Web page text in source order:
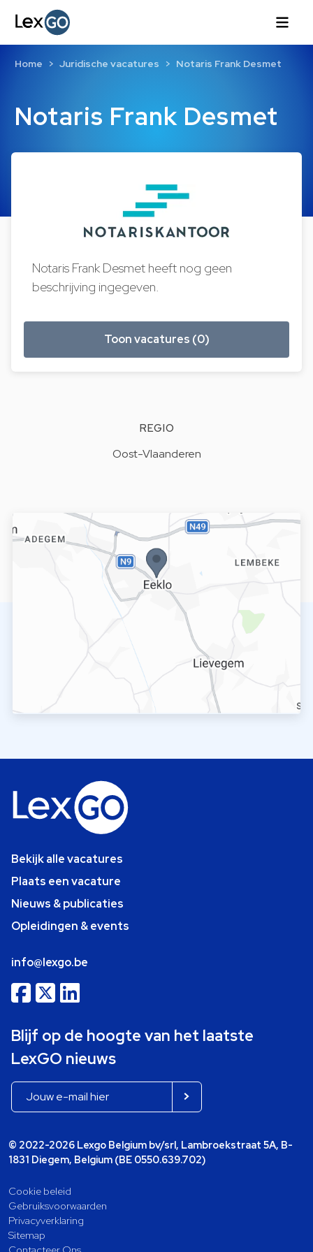
Notaris Frank Desmet
Home Juridische vacatures Notaris Frank Desmet
Notaris Frank Desmet heeft nog geen
beschrijving ingegeven.
Toon vacatures (0)
REGIO
Oost-Vlaanderen
Bekijk alle vacatures
Plaats een vacature
Nieuws & publicaties
Opleidingen & events
info@lexgo.be
Blijf op de hoogte van het laatste
LexGO nieuws
© 2022-2026 Lexgo Belgium bv/srl, Lambroekstraat 5A, B-
1831 Diegem, Belgium (BE 0550.639.702)
Cookie beleid
Gebruiksvoorwaarden
Privacyverklaring
Sitemap